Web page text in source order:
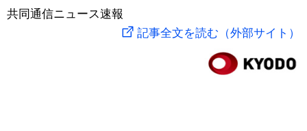
社会
旅と暮らし
暮らし
共同通信ニュース速報
記事全文を読む（外部サイト）